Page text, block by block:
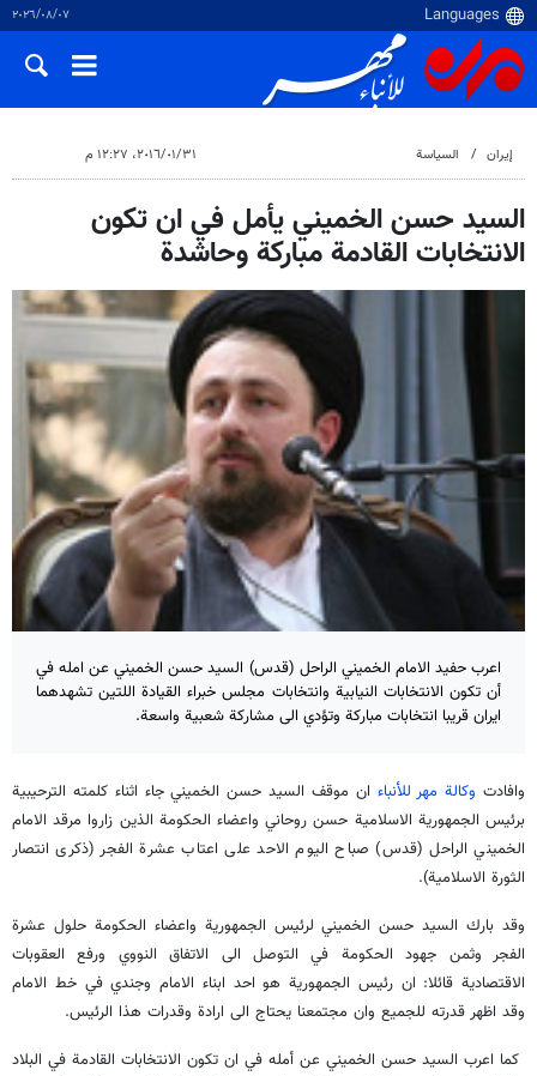
٠٧‏/٠٨‏/٢٠٢٦
إيران السياسة ٣١‏/٠١‏/٢٠١٦، ١٢:٢٧ م
السيد حسن الخميني يأمل في ان تكون
الانتخابات القادمة مباركة وحاشدة
اعرب حفيد الامام الخميني الراحل (قدس) السيد حسن الخميني عن امله في
أن تكون الانتخابات النيابية وانتخابات مجلس خبراء القيادة اللتين تشهدهما
ايران قريبا انتخابات مباركة وتؤدي الى مشاركة شعبية واسعة.
وافادت وكالة مهر للأنباء ان موقف السيد حسن الخميني جاء اثناء كلمته الترحيبية
برئيس الجمهورية الاسلامية حسن روحاني واعضاء الحكومة الذين زاروا مرقد الامام
الخميني الراحل (قدس) صباح اليوم الاحد على اعتاب عشرة الفجر (ذكرى انتصار
الثورة الاسلامية).
وقد بارك السيد حسن الخميني لرئيس الجمهورية واعضاء الحكومة حلول عشرة
الفجر وثمن جهود الحكومة في التوصل الى الاتفاق النووي ورفع العقوبات
الاقتصادية قائلا: ان رئيس الجمهورية هو احد ابناء الامام وجندي في خط الامام
وقد اظهر قدرته للجميع وان مجتمعنا يحتاج الى ارادة وقدرات هذا الرئيس.
كما اعرب السيد حسن الخميني عن أمله في ان تكون الانتخابات القادمة في البلاد